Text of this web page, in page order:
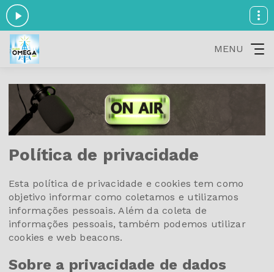
MENU
Política de privacidade
Esta política de privacidade e cookies tem como
objetivo informar como coletamos e utilizamos
informações pessoais. Além da coleta de
informações pessoais, também podemos utilizar
cookies e web beacons.
Sobre a privacidade de dados